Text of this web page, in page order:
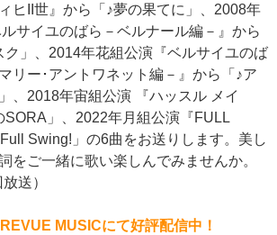
ヒII世』から「♪夢の果てに」、2008年
サイユのばら－ベルナール編－』から
ク」、2014年花組公演『ベルサイユのば
リー･アントワネット編－』から「♪ア
、2018年宙組公演 『ハッスル メイ
SORA」、2022年月組公演『FULL
Swing!」の6曲をお送りします。美し
をご一緒に歌い楽しんでみませんか。
送）
MUSICにて好評配信中！